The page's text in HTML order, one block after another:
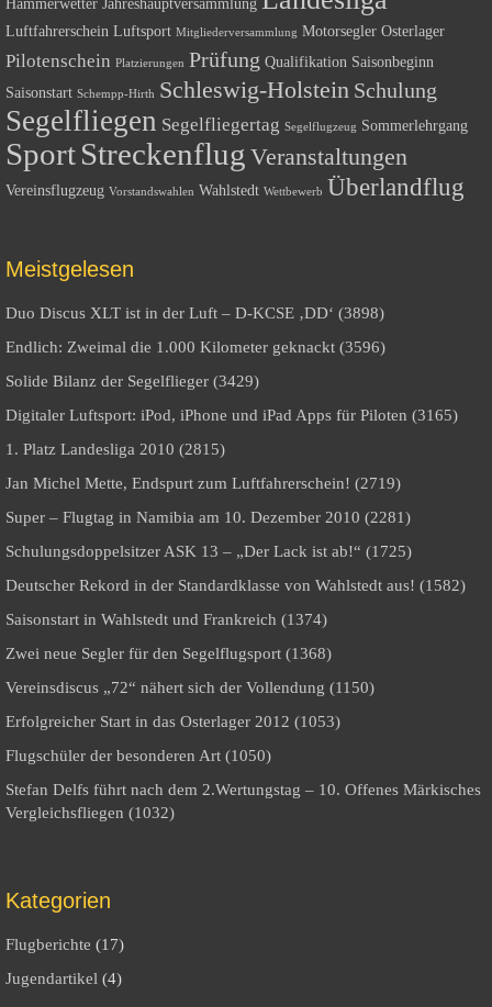
Luftfahrerschein Luftsport Mitgliederversammlung Motorsegler Osterlager
Pilotenschein Platzierungen Prüfung Qualifikation Saisonbeginn
Saisonstart Schempp-Hirth Schleswig-Holstein Schulung
Segelfliegen Segelfliegertag Segelflugzeug Sommerlehrgang
SportStreckenflug Veranstaltungen
Vereinsflugzeug Vorstandswahlen Wahlstedt Wettbewerb Überlandflug
Meistgelesen
Duo Discus XLT ist in der Luft – D-KCSE ‚DD‘ (3898)
Endlich: Zweimal die 1.000 Kilometer geknackt (3596)
Solide Bilanz der Segelflieger (3429)
Digitaler Luftsport: iPod, iPhone und iPad Apps für Piloten (3165)
1. Platz Landesliga 2010 (2815)
Jan Michel Mette, Endspurt zum Luftfahrerschein! (2719)
Super – Flugtag in Namibia am 10. Dezember 2010 (2281)
Schulungsdoppelsitzer ASK 13 – „Der Lack ist ab!“ (1725)
Deutscher Rekord in der Standardklasse von Wahlstedt aus! (1582)
Saisonstart in Wahlstedt und Frankreich (1374)
Zwei neue Segler für den Segelflugsport (1368)
Vereinsdiscus „72“ nähert sich der Vollendung (1150)
Erfolgreicher Start in das Osterlager 2012 (1053)
Flugschüler der besonderen Art (1050)
Stefan Delfs führt nach dem 2.Wertungstag – 10. Offenes Märkisches
Vergleichsfliegen (1032)
Kategorien
Flugberichte (17)
Jugendartikel (4)